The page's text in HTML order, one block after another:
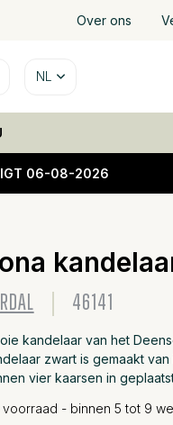
Over ons
NL
06-08-2026
25%
sale
46141
kandelaar van het
zwart is gemaakt
vier kaarsen in
voorraad - binnen 5 tot 9